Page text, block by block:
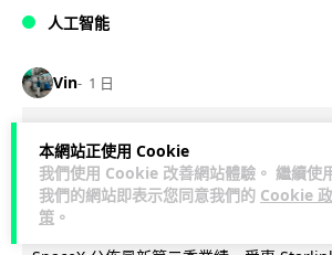
本網站正使用 Cookie
我們使用 Cookie 改善網站體驗。 繼續使
我們的網站即表示您同意我們的 Cookie 政
策 。
人工智能
Vin 1 日
Elon Musk: SpaceX 將挑
入 目標明年數據中心上太
蓋全球170國